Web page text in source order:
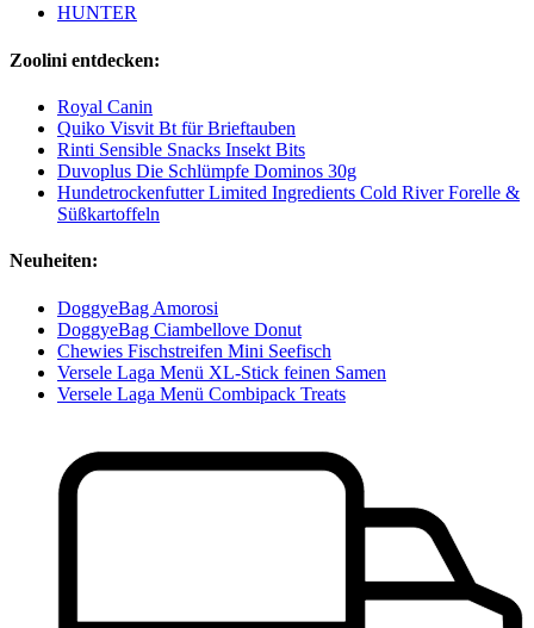
HUNTER
Zoolini entdecken:
Royal Canin
Quiko Visvit Bt für Brieftauben
Rinti Sensible Snacks Insekt Bits
Duvoplus Die Schlümpfe Dominos 30g
Hundetrockenfutter Limited Ingredients Cold River Forelle &
Süßkartoffeln
Neuheiten:
DoggyeBag Amorosi
DoggyeBag Ciambellove Donut
Chewies Fischstreifen Mini Seefisch
Versele Laga Menü XL-Stick feinen Samen
Versele Laga Menü Combipack Treats